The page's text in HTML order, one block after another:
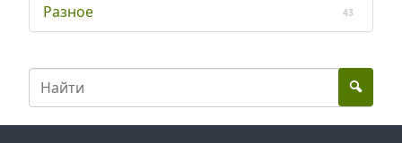
Разное 43